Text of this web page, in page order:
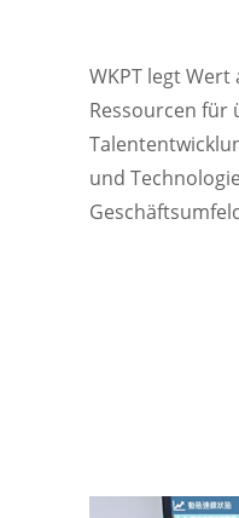
WKPT legt
Ressourcen
und